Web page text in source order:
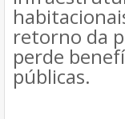
retorno da
perde
públicas.